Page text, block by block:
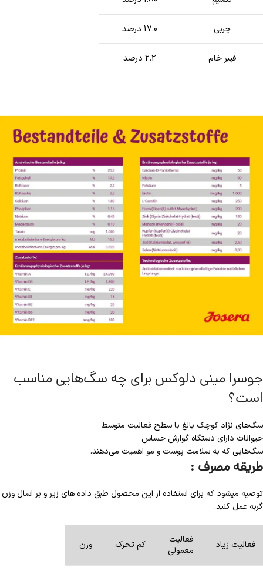
چربی 17.0 درصد
فیبر خام 2.2 درصد
جوسرا مینی دلوکس برای چه سگ‌هایی مناسب
است؟
سگ‌های نژاد کوچک بالغ با سطح فعالیت متوسط
حیوانات دارای دستگاه گوارش حساس
سگ‌هایی که به سلامت پوست و مو اهمیت می‌دهند.
طریقه مصرف :
توصیه میشود که برای استفاده از این محصول طبق داده های زیر و بر اسال وزن
گربه عمل کنید.
فعالیت زیاد
فعالیت
معمولی
کم تحرک وزن